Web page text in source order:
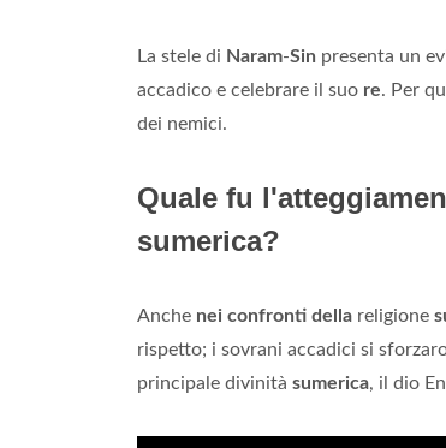
La stele di Naram-Sin presenta un
accadico e celebrare il suo re. Per
dei nemici.
Quale fu
sumerica?
Anche nei confronti della religione
rispetto; i sovrani accadici si
principale divinità sumerica, il dio